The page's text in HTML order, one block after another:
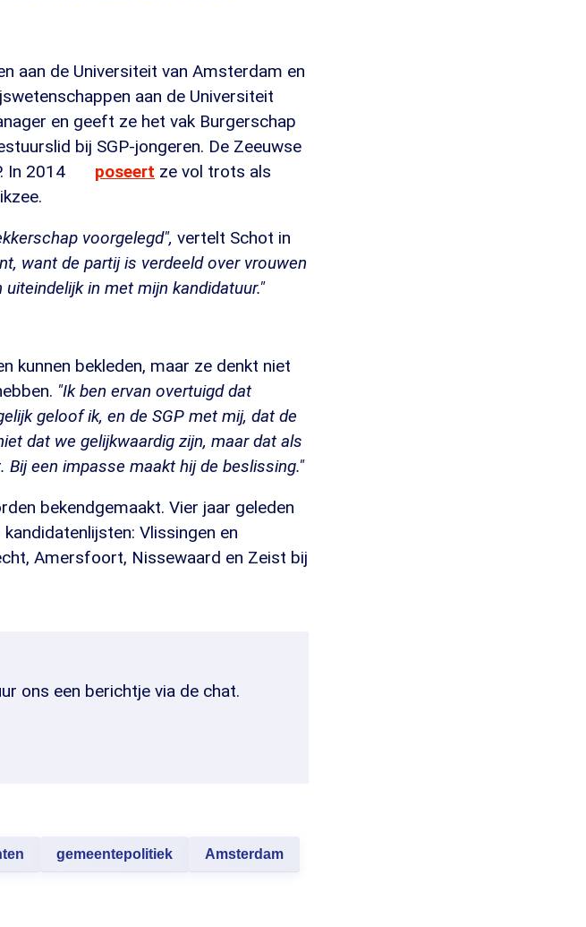
aan de Universiteit van Amsterdam en
aan de Universiteit
en geeft ze het vak Burgerschap
bij SGP-jongeren. De Zeeuwse
In 2014
poseert ze vol trots als
voorgelegd", vertelt Schot in
want de partij is verdeeld over vrouwen
in met mijn kandidatuur."
kunnen bekleden, maar ze denkt niet
"Ik ben ervan overtuigd dat
geloof ik, en de SGP met mij, dat de
dat we gelijkwaardig zijn, maar dat als
een impasse maakt hij de beslissing."
bekendgemaakt. Vier jaar geleden
Vlissingen en
Amersfoort, Nissewaard en Zeist bij
ons een berichtje via de chat.
gemeentepolitiek Amsterdam